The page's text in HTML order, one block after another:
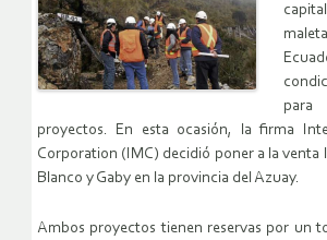
para
proyectos. En esta ocasión, la firma
Corporation (IMC) decidió poner a la venta
Blanco y Gaby en la provincia del Azuay.
Ambos proyectos tienen reservas por un